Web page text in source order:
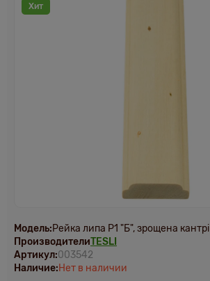
Хит
Модель:Рейка липа Р1 "Б", зрощена кантрі
ПроизводителиTESLI
Артикул:003542
Наличие:Нет в наличии